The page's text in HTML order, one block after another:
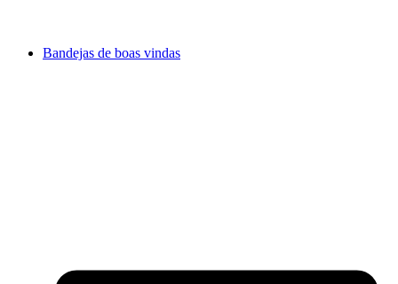
Bandejas de boas vindas